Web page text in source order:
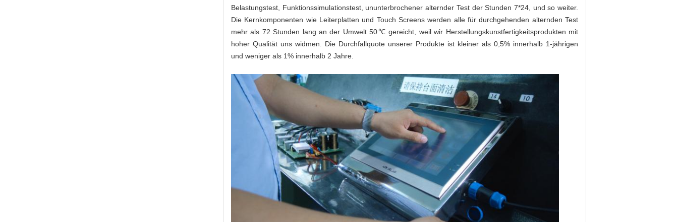
Belastungstest, Funktionssimulationstest, ununterbrochener alternder Test der Stunden 7*24, und so weiter.
Die Kernkomponenten wie Leiterplatten und Touch Screens werden alle für durchgehenden alternden Test
mehr als 72 Stunden lang an der Umwelt 50℃ gereicht, weil wir Herstellungskunstfertigkeitsprodukten mit
hoher Qualität uns widmen. Die Durchfallquote unserer Produkte ist kleiner als 0,5% innerhalb 1-jährigen
und weniger als 1% innerhalb 2 Jahre.